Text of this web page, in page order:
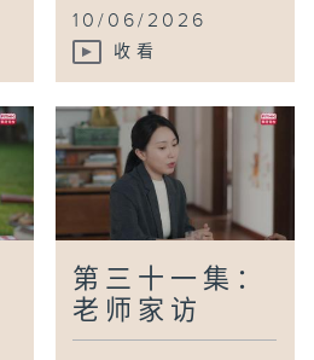
10/06/2026
收看
第三十一集：
老师家访